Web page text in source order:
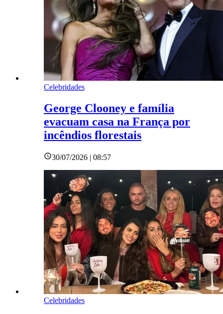
Celebridades
George Clooney e família
evacuam casa na França por
incêndios florestais
30/07/2026 | 08:57
Celebridades